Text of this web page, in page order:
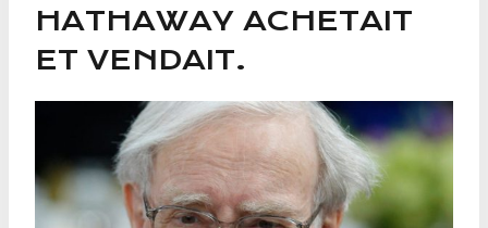
HATHAWAY ACHETAIT
ET VENDAIT.